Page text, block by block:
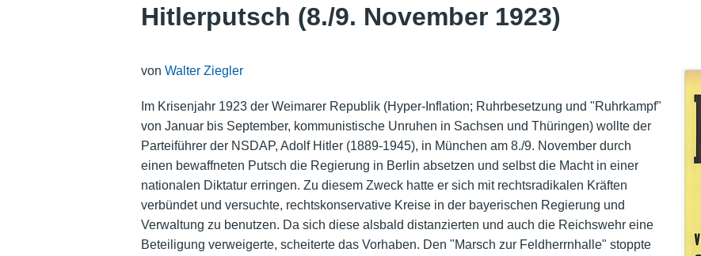
PDF
Häufige Fragen
Nutzungshinweise
Hitlerputsch (8./9. November 1923)
von Walter Ziegler
Im Krisenjahr 1923 der Weimarer Republik (Hyper-Inflation; Ruhrbesetzung und "Ruhrkampf"
von Januar bis September, kommunistische Unruhen in Sachsen und Thüringen) wollte der
Parteiführer der NSDAP, Adolf Hitler (1889-1945), in München am 8./9. November durch
einen bewaffneten Putsch die Regierung in Berlin absetzen und selbst die Macht in einer
nationalen Diktatur erringen. Zu diesem Zweck hatte er sich mit rechtsradikalen Kräften
verbündet und versuchte, rechtskonservative Kreise in der bayerischen Regierung und
Verwaltung zu benutzen. Da sich diese alsbald distanzierten und auch die Reichswehr eine
Beteiligung verweigerte, scheiterte das Vorhaben. Den "Marsch zur Feldherrnhalle" stoppte